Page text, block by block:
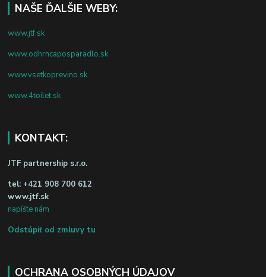
NAŠE ĎALŠIE WEBY:
www.jtf.sk
www.odhrncaposparadlo.sk
www.vsetkoprevino.sk
www.4toilet.sk
KONTAKT:
JTF partnership s.r.o.
tel: +421 908 700 612
www.jtf.sk
napíšte nám
Odstúpiť od zmluvy tu
OCHRANA OSOBNÝCH ÚDAJOV